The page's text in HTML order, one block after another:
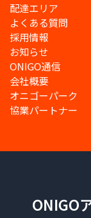
配達エリア
よくある質問
採用情報
お知らせ
ONIGO通信
会社概要
オニゴーパーク
協業パートナー
ONIGO